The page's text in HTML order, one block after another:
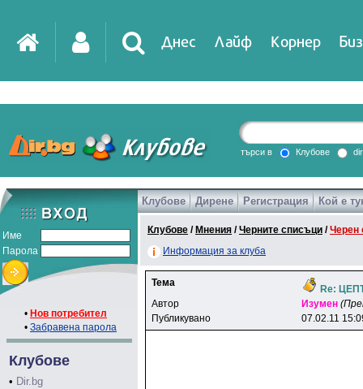
Днес Лайф Корнер
DirTV Impressio
Games
търси в Клубове
Име
Парола
• Нов потребител
• Забравена парола
Клубове
• Dir.bg
Клубове Дирене Регистрация Кой е
Клубове / Мнения /Черните списъци /Черен
Информация за клуба
Тема
Re:
Автор
Изyмeн
Публикувано
07.02.11